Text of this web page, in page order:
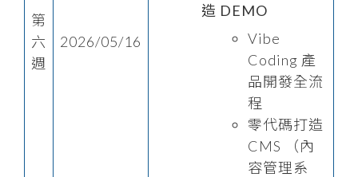
第
六
週
2026/05/16
造 DEMO
Vibe
Coding 產
品開發全流
程
零代碼打造
CMS （內
容管理系